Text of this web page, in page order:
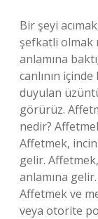
Bir şeyi
şefkatli olmak
anlamına
canlının
duyulan
görürüz.
nedir?
Affetmek,
gelir.
anlamına
Affetmek ve
veya otorite